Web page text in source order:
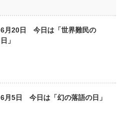
6月20日 今日は「世界難民の
日」
6月5日 今日は「幻の落語の日」